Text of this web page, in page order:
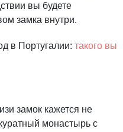
вы будете
замка внутри.
в Португалии: такого вы
замок кажется не
монастырь с